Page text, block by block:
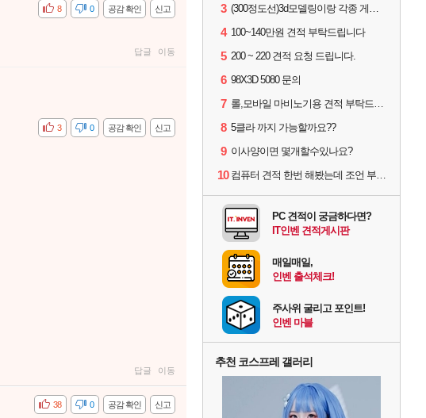
신고
공감 확인
비공감 0
8
답글 이동
신고
공감 확인
비공감 0
3
답글 이동
신고
공감 확인
비공감 0
38
3 (300정도선)3d모델링이랑 각종 게임을 하는데 견적부탁드립니다!300정도선
4 100~140만원 견적 부탁드립니다
5 200 ~ 220 견적 요청 드립니다.
6 98X3D 5080 문의
7 롤,모바일 마비노기용 견적 부탁드립니다(예산150으로 수정)
8 5클라 까지 가능할까요??
9 이사양이면 몇개할수있나요?
10 컴퓨터 견적 한번 해봤는데 조언 부탁드립니다
PC 견적이 궁금하다면?
IT인벤 견적게시판
매일매일,
인벤 출석체크!
주사위 굴리고 포인트!
인벤 마블
추천 코스프레 갤러리